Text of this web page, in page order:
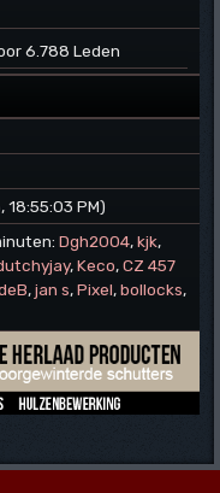
6.788 Leden
PM)
Dgh2004,kjk,
,Keco,CZ 457
,jan s,Pixel,bollocks,